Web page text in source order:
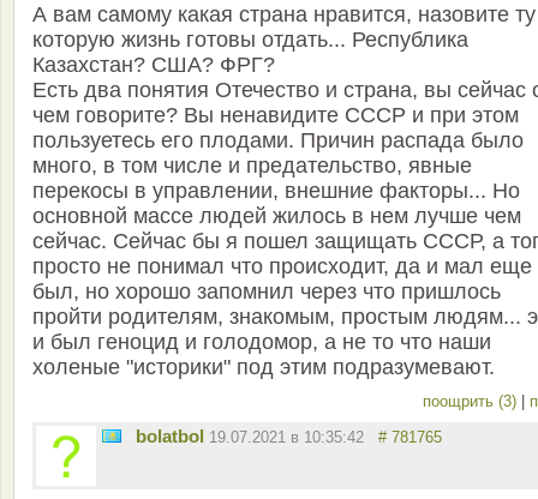
А вам самому какая страна нравится, назовите
которую жизнь готовы отдать... Республика
Казахстан? США? ФРГ?
Есть два понятия Отечество и страна, вы сейчас
чем говорите? Вы ненавидите СССР и при этом
пользуетесь его плодами. Причин распада было
много, в том числе и предательство, явные
перекосы в управлении, внешние факторы... Но
основной массе людей жилось в нем лучше чем
сейчас. Сейчас бы я пошел защищать СССР, а
просто не понимал что происходит, да и мал еще
был, но хорошо запомнил через что пришлось
пройти родителям, знакомым, простым людям...
и был геноцид и голодомор, а не то что наши
холеные "историки" под этим подразумевают.
поощрить (3) |
bolatbol 19.07.2021 в 10:35:42 # 781765